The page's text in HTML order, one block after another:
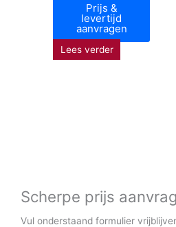
Prijs &
levertijd
aanvragen
Lees verder
Scherpe prijs
Vul onderstaand formulier